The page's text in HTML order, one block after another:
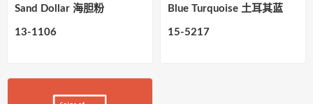
Sand Dollar 海胆粉
13-1106
Blue Turquoise 土耳其蓝
15-5217